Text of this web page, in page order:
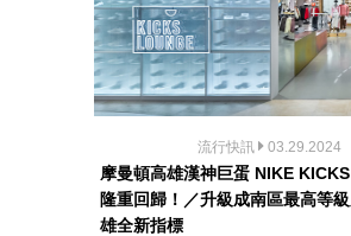
流行快訊 03.29.2024
摩曼頓高雄漢神巨蛋 NIKE
隆重回歸！／升級成南區最高等
雄全新指標